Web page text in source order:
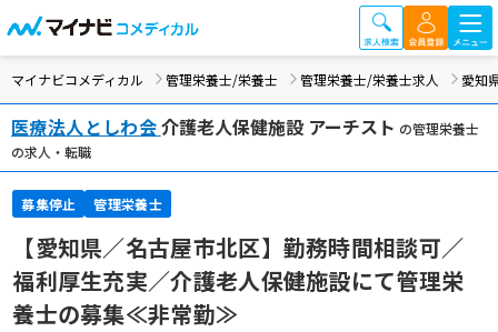
マイナビコメディカル 管理栄養士/栄養士 管理栄養士/栄養士求人 愛知
医療法人としわ会介護老人保健施設 アーチスト の管理栄養士
の求人・転職
募集停止 管理栄養士
【愛知県／名古屋市北区】勤務時間相談可／
福利厚生充実／介護老人保健施設にて管理栄
養士の募集≪非常勤≫